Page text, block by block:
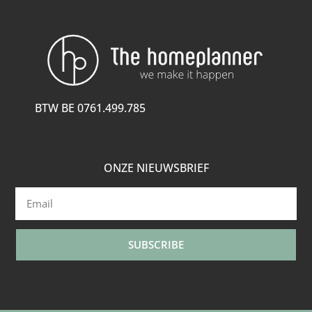
BTW BE 0761.499.785
ONZE NIEUWSBRIEF
SUBSCRIBE